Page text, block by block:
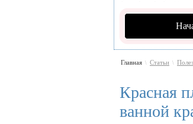
Главная \ Статьи \
Красная
ванной